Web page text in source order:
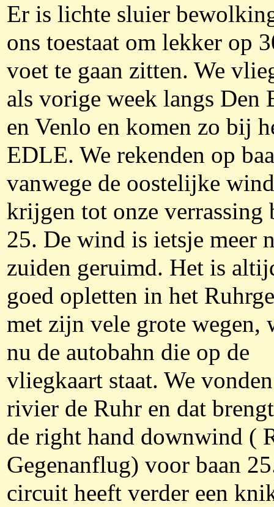
Er is lichte sluier
ons toestaat om lekker op
voet te gaan zitten. We
als vorige week langs Den
en Venlo en komen zo bij
EDLE. We rekenden op
vanwege de oostelijke
krijgen tot onze verrassing
25. De wind is ietsje meer
zuiden geruimd. Het is
goed opletten in het
met zijn vele grote wegen,
nu de autobahn die op de
vliegkaart staat. We
rivier de Ruhr en dat
de right hand downwind (
Gegenanflug) voor baan
circuit heeft verder een